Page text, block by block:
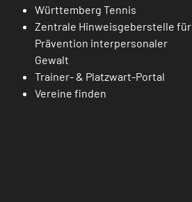
Württemberg Tennis
Zentrale Hinweisgeberstelle für
Prävention interpersonaler
Gewalt
Trainer- & Platzwart-Portal
Vereine finden